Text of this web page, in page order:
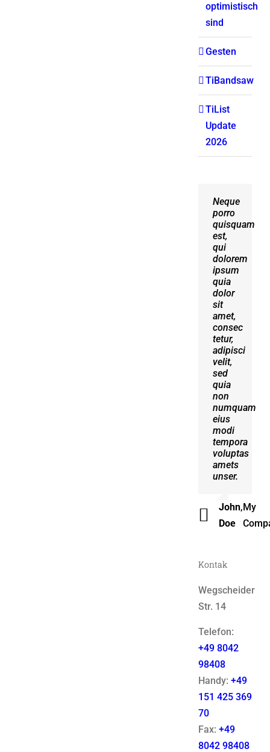
optimistisch
sind
Gesten
TiBandsaw
TiList
Update
2026
Neque
porro
quisquam
est,
qui
dolorem
ipsum
quia
dolor
sit
amet,
consec
tetur,
adipisci
velit,
sed
quia
non
numquam
eius
modi
tempora
voluptas
amets
unser.
John
Doe
, My
Aliquam
erat
volutpat.
Quisque
at est
id
ligula
facilisis
laoreet
eget
pulvinar
nibh.
Suspendisse
at
ultrices
dui.
Curabitur
ac
felis
arcu
sadips
ipsums
fugiats
nemis.
Beck
Kontak
Wegscheider
Str. 14
Telefon:
+49 8042
98408
Handy: +49
151 425 369
70
Fax: +49
8042 98408